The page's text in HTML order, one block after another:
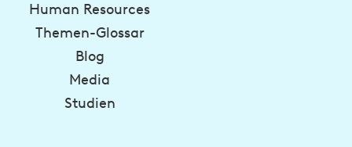
Human Resources
Themen-Glossar
Blog
Media
Studien